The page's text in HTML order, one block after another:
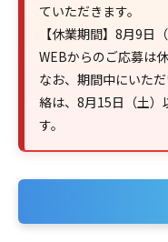
ていただきます。
【休業期間】8月9日
WEBからのご応募は
なお、期間中にいた
絡は、8月15日（土）
す。